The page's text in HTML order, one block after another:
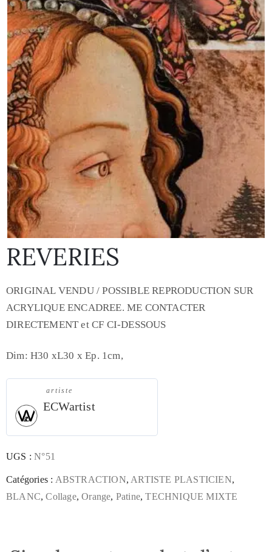
REVERIES
ORIGINAL VENDU / POSSIBLE REPRODUCTION SUR
ACRYLIQUE ENCADREE. ME CONTACTER
DIRECTEMENT et CF CI-DESSOUS
Dim: H30 xL30 x Ep. 1cm,
artiste
ECWartist
UGS :N°51
Catégories : ABSTRACTION, ARTISTE PLASTICIEN,
BLANC,Collage,Orange, Patine,TECHNIQUE MIXTE